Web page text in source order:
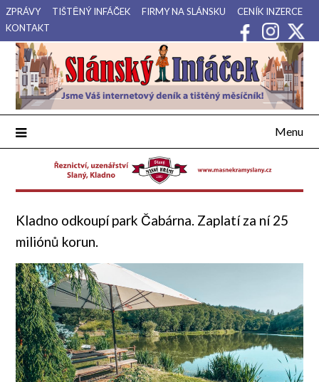
Přejdi
na
obsah
ZPRÁVY TIŠTĚNÝ INFÁČEK FIRMY NA SLÁNSKU
CENÍK INZERCE
KONTAKT
Slánský Infáček
Váš internetový deník a tištěný měsíčník pro Slánsko, Kladensko
a Lounsko.
Menu
Kladno odkoupí park Čabárna. Zaplatí za ní 25
miliónů korun.